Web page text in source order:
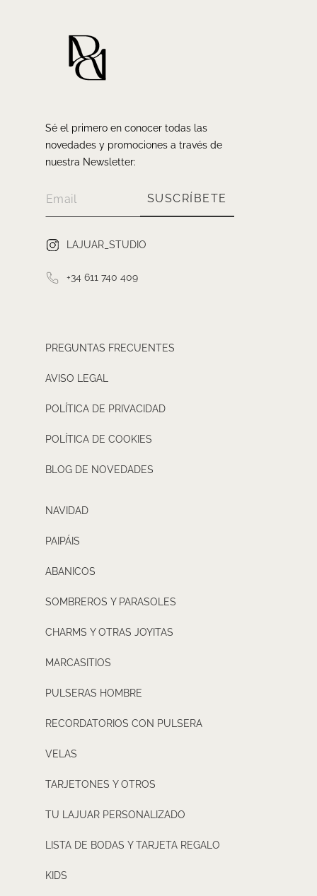
Sé el primero en conocer todas las
novedades y promociones a través de
nuestra Newsletter:
SUSCRÍBETE
LAJUAR_STUDIO
+34 611 740 409
PREGUNTAS FRECUENTES
AVISO LEGAL
POLÍTICA DE PRIVACIDAD
POLÍTICA DE COOKIES
BLOG DE NOVEDADES
NAVIDAD
PAIPÁIS
ABANICOS
SOMBREROS Y PARASOLES
CHARMS Y OTRAS JOYITAS
MARCASITIOS
PULSERAS HOMBRE
RECORDATORIOS CON PULSERA
VELAS
TARJETONES Y OTROS
TU LAJUAR PERSONALIZADO
LISTA DE BODAS Y TARJETA REGALO
KIDS